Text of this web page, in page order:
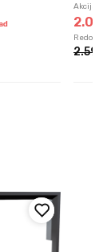
2.591,